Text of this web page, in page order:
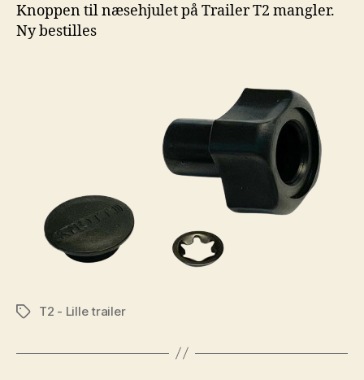
Knoppen til næsehjulet på Trailer T2 mangler.
Ny bestilles
TagsT2 - Lille trailer